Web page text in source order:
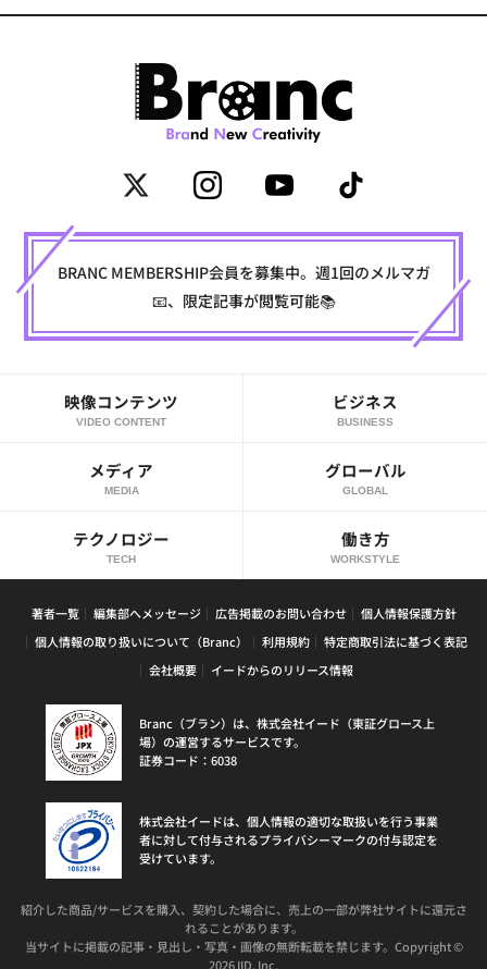
BRANC MEMBERSHIP会員を募集中。週1回のメルマガ
📧、限定記事が閲覧可能📚
映像コンテンツ
VIDEO CONTENT
ビジネス
BUSINESS
メディア
MEDIA
グローバル
GLOBAL
テクノロジー
TECH
働き方
WORKSTYLE
著者一覧 編集部へメッセージ 広告掲載のお問い合わせ
個人情報保護方針
個人情報の取り扱いについて（Branc）
利用規約
特定商取引法に基づく表記
会社概要
イードからのリリース情報
Branc（ブラン）は、株式会社イード（東証グロース上
場）の運営するサービスです。
証券コード：6038
株式会社イードは、個人情報の適切な取扱いを行う事業
者に対して付与されるプライバシーマークの付与認定を
受けています。
紹介した商品/サービスを購入、契約した場合に、売上の一部が弊社サイトに還元さ
れることがあります。
当サイトに掲載の記事・見出し・写真・画像の無断転載を禁じます。Copyright ©
2026 IID, Inc.